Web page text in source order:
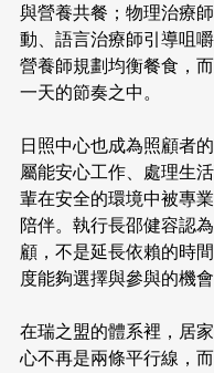
與營養共餐；物理治療
動、語言治療師引導咀嚼
營養師規劃均衡餐食，
一天的節奏之中。
日照中心也成為照顧者
屬能安心工作、處理生
輩在安全的環境中被專
陪伴。執行長邵健容認
顧，不是延長依賴的時
度能夠選擇與參與的機會
在瑞之盟的體系裡，居
心不再是兩條平行線，